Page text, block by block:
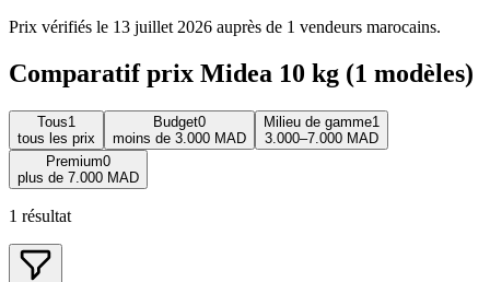
Prix vérifiés le 13 juillet 2026 auprès de 1 vendeurs marocains.
Comparatif prix Midea 10 kg (1 modèles)
Tous1
tous les prix
Budget0
moins de 3.000 MAD
Milieu de gamme1
3.000–7.000 MAD
Premium0
plus de 7.000 MAD
1 résultat